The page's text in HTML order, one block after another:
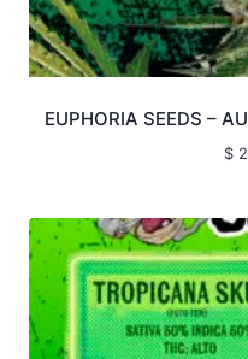
EUPHORIA SEEDS –
$